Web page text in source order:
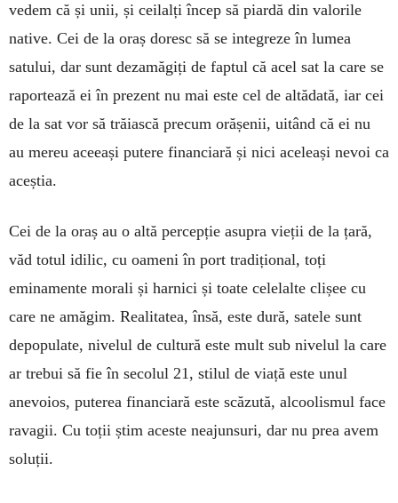
vedem că și unii, și ceilalți încep să piardă din valorile
native. Cei de la oraș doresc să se integreze în lumea
satului, dar sunt dezamăgiți de faptul că acel sat la care se
raportează ei în prezent nu mai este cel de altădată, iar cei
de la sat vor să trăiască precum orășenii, uitând că ei nu
au mereu aceeași putere financiară și nici aceleași nevoi ca
aceștia.
Cei de la oraș au o altă percepție asupra vieții de la țară,
văd totul idilic, cu oameni în port tradițional, toți
eminamente morali și harnici și toate celelalte clișee cu
care ne amăgim. Realitatea, însă, este dură, satele sunt
depopulate, nivelul de cultură este mult sub nivelul la care
ar trebui să fie în secolul 21, stilul de viață este unul
anevoios, puterea financiară este scăzută, alcoolismul face
ravagii. Cu toții știm aceste neajunsuri, dar nu prea avem
soluții.